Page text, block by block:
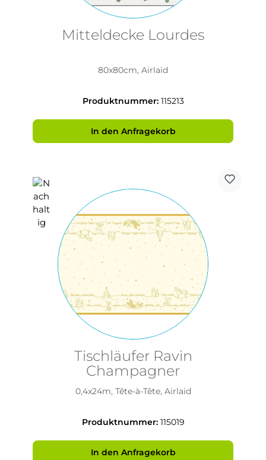
Mitteldecke Lourdes
80x80cm, Airlaid
Produktnummer: 115213
In den Anfragekorb
Tischläufer Ravin
Champagner
0,4x24m, Tête-à-Tête, Airlaid
Produktnummer: 115019
In den Anfragekorb